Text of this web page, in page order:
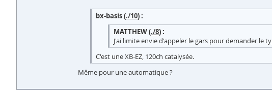
bx-basis (./10) :
MATTHEW (./8) :
J'ai limite envie d'appeler le gars pour demander le
C'est une XB-EZ, 120ch catalysée.
Même pour une automatique ?